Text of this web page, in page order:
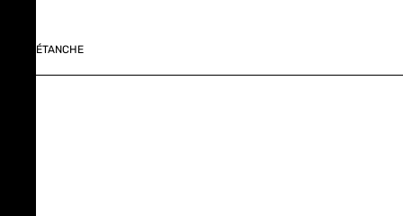
ÉTANCHE